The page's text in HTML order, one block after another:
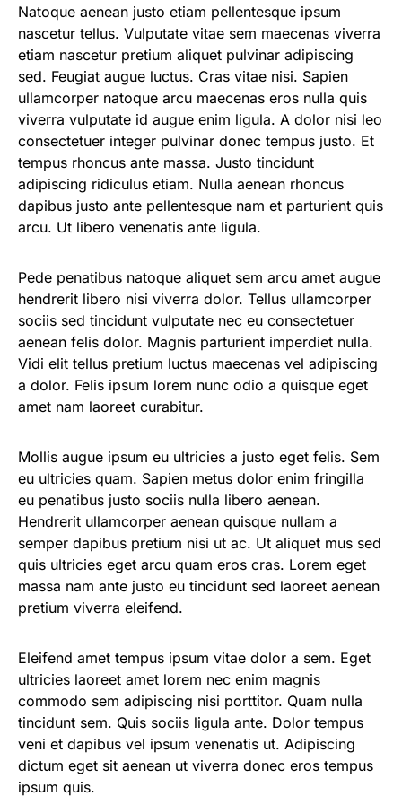
Natoque aenean justo etiam pellentesque ipsum
nascetur tellus. Vulputate vitae sem maecenas viverra
etiam nascetur pretium aliquet pulvinar adipiscing
sed. Feugiat augue luctus. Cras vitae nisi. Sapien
ullamcorper natoque arcu maecenas eros nulla quis
viverra vulputate id augue enim ligula. A dolor nisi leo
consectetuer integer pulvinar donec tempus justo. Et
tempus rhoncus ante massa. Justo tincidunt
adipiscing ridiculus etiam. Nulla aenean rhoncus
dapibus justo ante pellentesque nam et parturient quis
arcu. Ut libero venenatis ante ligula.
Pede penatibus natoque aliquet sem arcu amet augue
hendrerit libero nisi viverra dolor. Tellus ullamcorper
sociis sed tincidunt vulputate nec eu consectetuer
aenean felis dolor. Magnis parturient imperdiet nulla.
Vidi elit tellus pretium luctus maecenas vel adipiscing
a dolor. Felis ipsum lorem nunc odio a quisque eget
amet nam laoreet curabitur.
Mollis augue ipsum eu ultricies a justo eget felis. Sem
eu ultricies quam. Sapien metus dolor enim fringilla
eu penatibus justo sociis nulla libero aenean.
Hendrerit ullamcorper aenean quisque nullam a
semper dapibus pretium nisi ut ac. Ut aliquet mus sed
quis ultricies eget arcu quam eros cras. Lorem eget
massa nam ante justo eu tincidunt sed laoreet aenean
pretium viverra eleifend.
Eleifend amet tempus ipsum vitae dolor a sem. Eget
ultricies laoreet amet lorem nec enim magnis
commodo sem adipiscing nisi porttitor. Quam nulla
tincidunt sem. Quis sociis ligula ante. Dolor tempus
veni et dapibus vel ipsum venenatis ut. Adipiscing
dictum eget sit aenean ut viverra donec eros tempus
ipsum quis.